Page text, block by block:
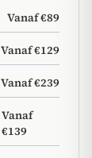
Vanaf €89
Vanaf €129
Vanaf €239
Vanaf
€139